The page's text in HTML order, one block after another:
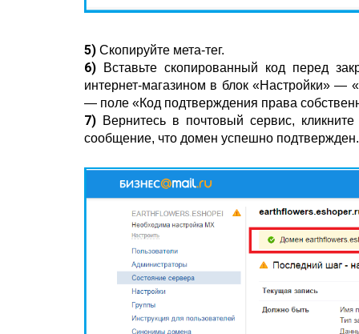
5) Скопируйте мета-тег.
6) Вставьте скопированный код перед
интернет-магазином в блок «Настройки»— «
— поле «Код подтверждения права
7) Вернитесь в почтовый сервис,
сообщение, что домен успешно подтвержден.